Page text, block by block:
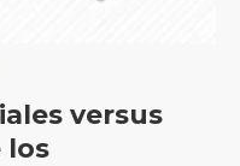
versus
los